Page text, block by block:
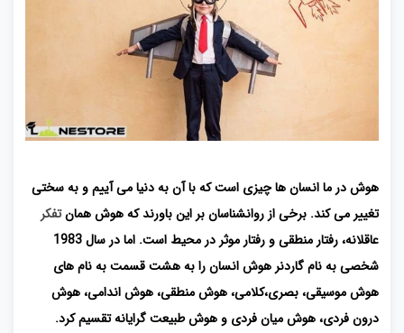
هوش در ما انسان ها چیزی است که با آن به دنیا می آییم و به سختی
تغییر می کند. برخی از روانشناسان بر این باورند که هوش همانتفکر
عاقلانه، رفتار منطقی و رفتار موثر در محیط است. اما در سال 1983
شخصی به نام گاردنر هوش انسان را به هشت قسمت به نام های
هوش موسیقی، بصری،کلامی، هوش منطقی، هوش اندامی، هوش
درون فردی، هوش میان فردی و هوش طبیعت گرایانه تقسیم کرد.